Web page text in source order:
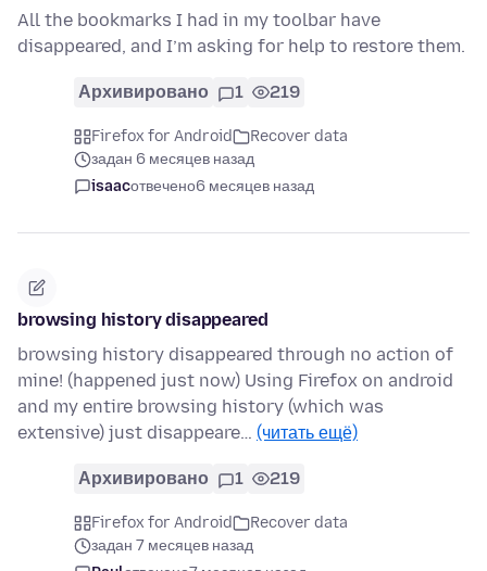
All the bookmarks I had in my toolbar have
disappeared, and I’m asking for help to restore them.
Архивировано 1 219
Firefox for Android
Recover data
задан 6 месяцев назад
isaacотвечено6 месяцев назад
browsing history disappeared
browsing history disappeared through no action of
mine! (happened just now) Using Firefox on android
and my entire browsing history (which was
extensive) just disappeare… (читать ещё)
Архивировано 1 219
Firefox for Android
Recover data
задан 7 месяцев назад